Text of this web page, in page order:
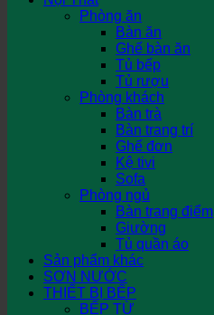
Phòng ăn
Bàn ăn
Ghế bàn ăn
Tủ bếp
Tủ rượu
Phòng khách
Bàn trà
Bàn trang trí
Ghế đơn
Kệ tivi
Sofa
Phòng ngủ
Bàn trang điểm
Giường
Tủ quần áo
Sản phẩm khác
SƠN NƯỚC
THIẾT BỊ BẾP
BẾP TỪ